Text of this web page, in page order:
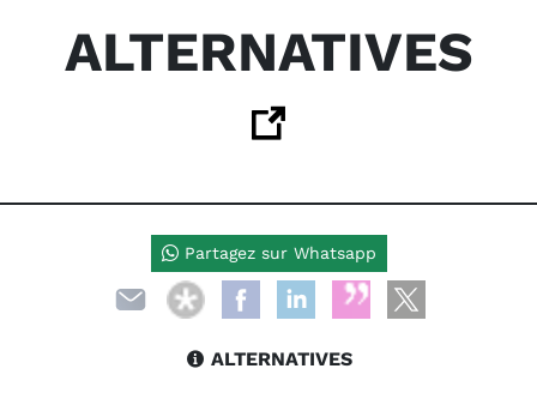
ALTERNATIVES
ALTERNATIVES
Partagez sur Whatsapp